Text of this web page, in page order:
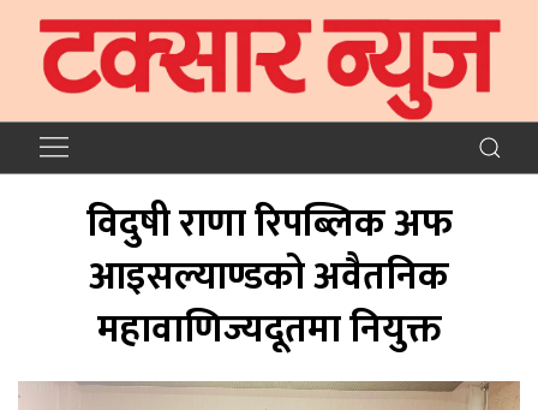
विदुषी राणा रिपब्लिक अफ
आइसल्याण्डको अवैतनिक
महावाणिज्यदूतमा नियुक्त